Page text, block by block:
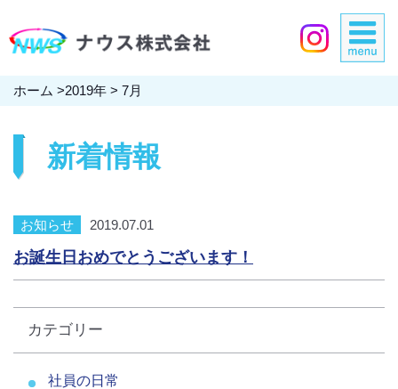
ホーム >2019年 > 7月
新着情報
お知らせ 2019.07.01
お誕生日おめでとうございます！
カテゴリー
社員の日常